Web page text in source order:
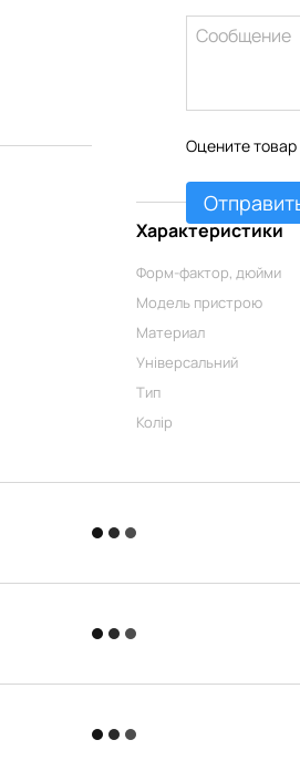
Оцените товар
Характеристики
Форм-фактор, дюйми
Модель пристрою
Материал
Універсальний
Тип
Колір